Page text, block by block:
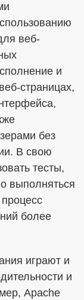
веб-
и
страницах,
без
В свою
тесты,
выполняться
более
играют и
и
Apache